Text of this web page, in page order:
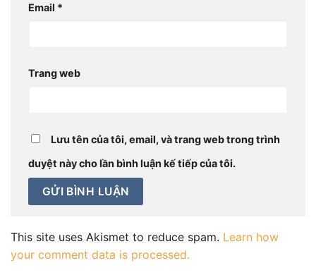
Email *
Trang web
Lưu tên của tôi, email, và trang web trong trình
duyệt này cho lần bình luận kế tiếp của tôi.
This site uses Akismet to reduce spam. Learn how
your comment data is processed.